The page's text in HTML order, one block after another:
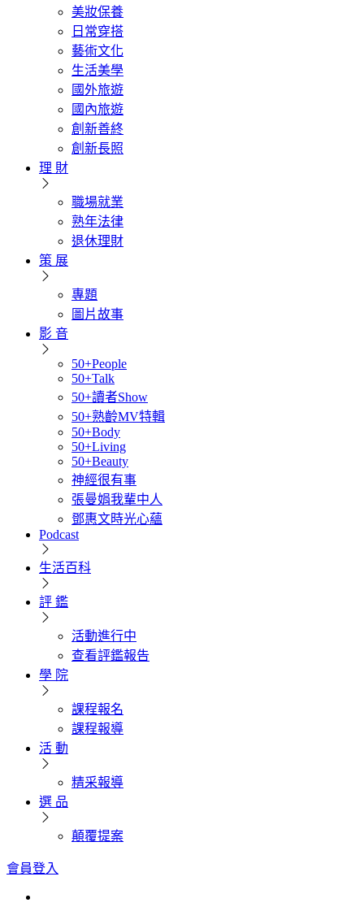
美妝保養
日常穿搭
藝術文化
生活美學
國外旅遊
國內旅遊
創新善終
創新長照
理 財
職場就業
熟年法律
退休理財
策 展
專題
圖片故事
影 音
50+People
50+Talk
50+讀者Show
50+熟齡MV特輯
50+Body
50+Living
50+Beauty
神經很有事
張曼娟我輩中人
鄧惠文時光心蘊
Podcast
生活百科
評 鑑
活動進行中
查看評鑑報告
學 院
課程報名
課程報導
活 動
精采報導
選 品
顛覆提案
會員登入